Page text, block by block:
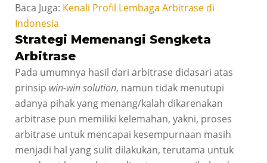
Baca Juga: Kenali Profil Lembaga Arbitrase di
Indonesia
Strategi Memenangi Sengketa
Arbitrase
Pada umumnya hasil dari arbitrase didasari atas
prinsip win-win solution, namun tidak menutupi
adanya pihak yang menang/kalah dikarenakan
arbitrase pun memiliki kelemahan, yakni, proses
arbitrase untuk mencapai kesempurnaan masih
menjadi hal yang sulit dilakukan, terutama untuk